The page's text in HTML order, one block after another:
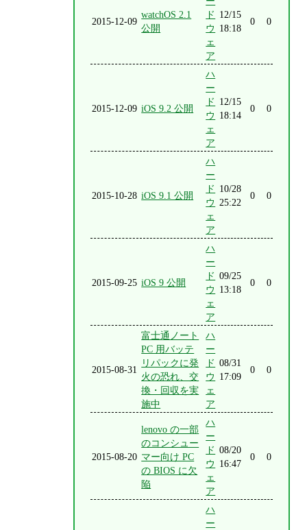
2015-12-09
watchOS 2.1
公開
ド
ウ
ェ
ア
12/15
18:18
0 0
2015-12-09 iOS 9.2 公開
ハ
ー
ド
ウ
ェ
ア
12/15
18:14
0 0
2015-10-28 iOS 9.1 公開
ハ
ー
ド
ウ
ェ
ア
10/28
25:22
0 0
2015-09-25 iOS 9 公開
ハ
ー
ド
ウ
ェ
ア
09/25
13:18
0 0
2015-08-31
富士通ノート
PC 用バッテ
リパックに発
火の恐れ、交
換・回収を実
施中
ハ
ー
ド
ウ
ェ
ア
08/31
17:09
0 0
2015-08-20
lenovo の一部
のコンシュー
マー向け PC
の BIOS に欠
陥
ハ
ー
ド
ウ
ェ
ア
08/20
16:47
0 0
ハ
ー